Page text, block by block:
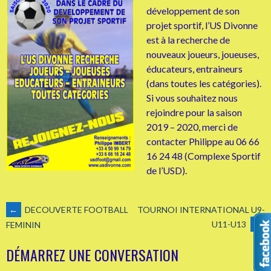
développement de son
projet sportif, l’US Divonne
est à la recherche de
nouveaux joueurs, joueuses,
éducateurs, entraineurs
(dans toutes les catégories).
Si vous souhaitez nous
rejoindre pour la saison
2019 – 2020, merci de
contacter Philippe au 06 66
16 24 48 (Complexe Sportif
de l’USD).
NAVIGATION
DES
←
DECOUVERTE FOOTBALL
FEMININ
TOURNOI INTERNATIONAL U9-
U11-U13
→
DÉMARREZ UNE CONVERSATION